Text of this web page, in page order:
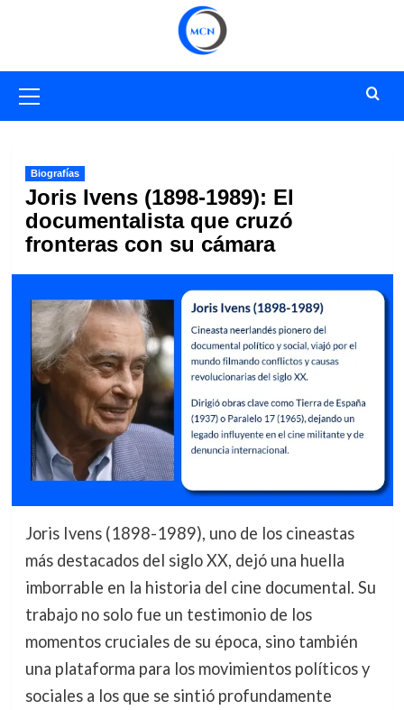
primario
Biografías
Joris Ivens (1898-1989): El
documentalista que cruzó
fronteras con su cámara
Joris Ivens (1898-1989), uno de los cineastas
más destacados del siglo XX, dejó una huella
imborrable en la historia del cine documental. Su
trabajo no solo fue un testimonio de los
momentos cruciales de su época, sino también
una plataforma para los movimientos políticos y
sociales a los que se sintió profundamente